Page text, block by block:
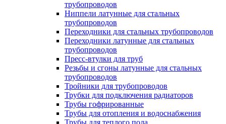
трубопроводов
Ниппели латунные для стальных
трубопроводов
Переходники для стальных трубопроводов
Переходники латунные для стальных
трубопроводов
Пресс-втулки для труб
Резьбы и сгоны латунные для стальных
трубопроводов
Тройники для трубопроводов
Трубки для подключения радиаторов
Трубы гофрированные
Трубы для отопления и водоснабжения
Трубы для теплого пола